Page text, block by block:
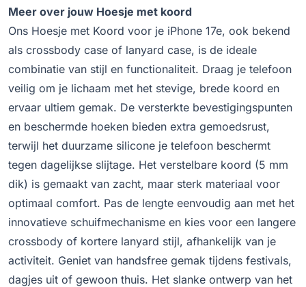
Meer over jouw Hoesje met koord
Ons Hoesje met Koord voor je iPhone 17e, ook bekend
als crossbody case of lanyard case, is de ideale
combinatie van stijl en functionaliteit. Draag je telefoon
veilig om je lichaam met het stevige, brede koord en
ervaar ultiem gemak. De versterkte bevestigingspunten
en beschermde hoeken bieden extra gemoedsrust,
terwijl het duurzame silicone je telefoon beschermt
tegen dagelijkse slijtage. Het verstelbare koord (5 mm
dik) is gemaakt van zacht, maar sterk materiaal voor
optimaal comfort. Pas de lengte eenvoudig aan met het
innovatieve schuifmechanisme en kies voor een langere
crossbody of kortere lanyard stijl, afhankelijk van je
activiteit. Geniet van handsfree gemak tijdens festivals,
dagjes uit of gewoon thuis. Het slanke ontwerp van het